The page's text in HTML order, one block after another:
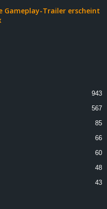
Gameplay-Trailer erscheint
943
567
85
66
60
48
43